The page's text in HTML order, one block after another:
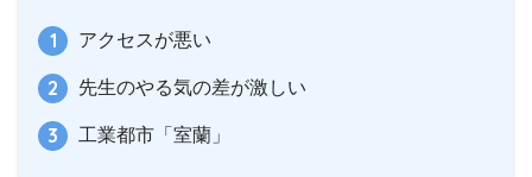
アクセスが悪い
先生のやる気の差が激しい
工業都市「室蘭」